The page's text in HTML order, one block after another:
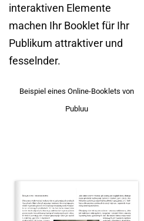
interaktiven Elemente
machen Ihr Booklet für Ihr
Publikum attraktiver und
fesselnder.
Beispiel eines Online-Booklets von
Publuu